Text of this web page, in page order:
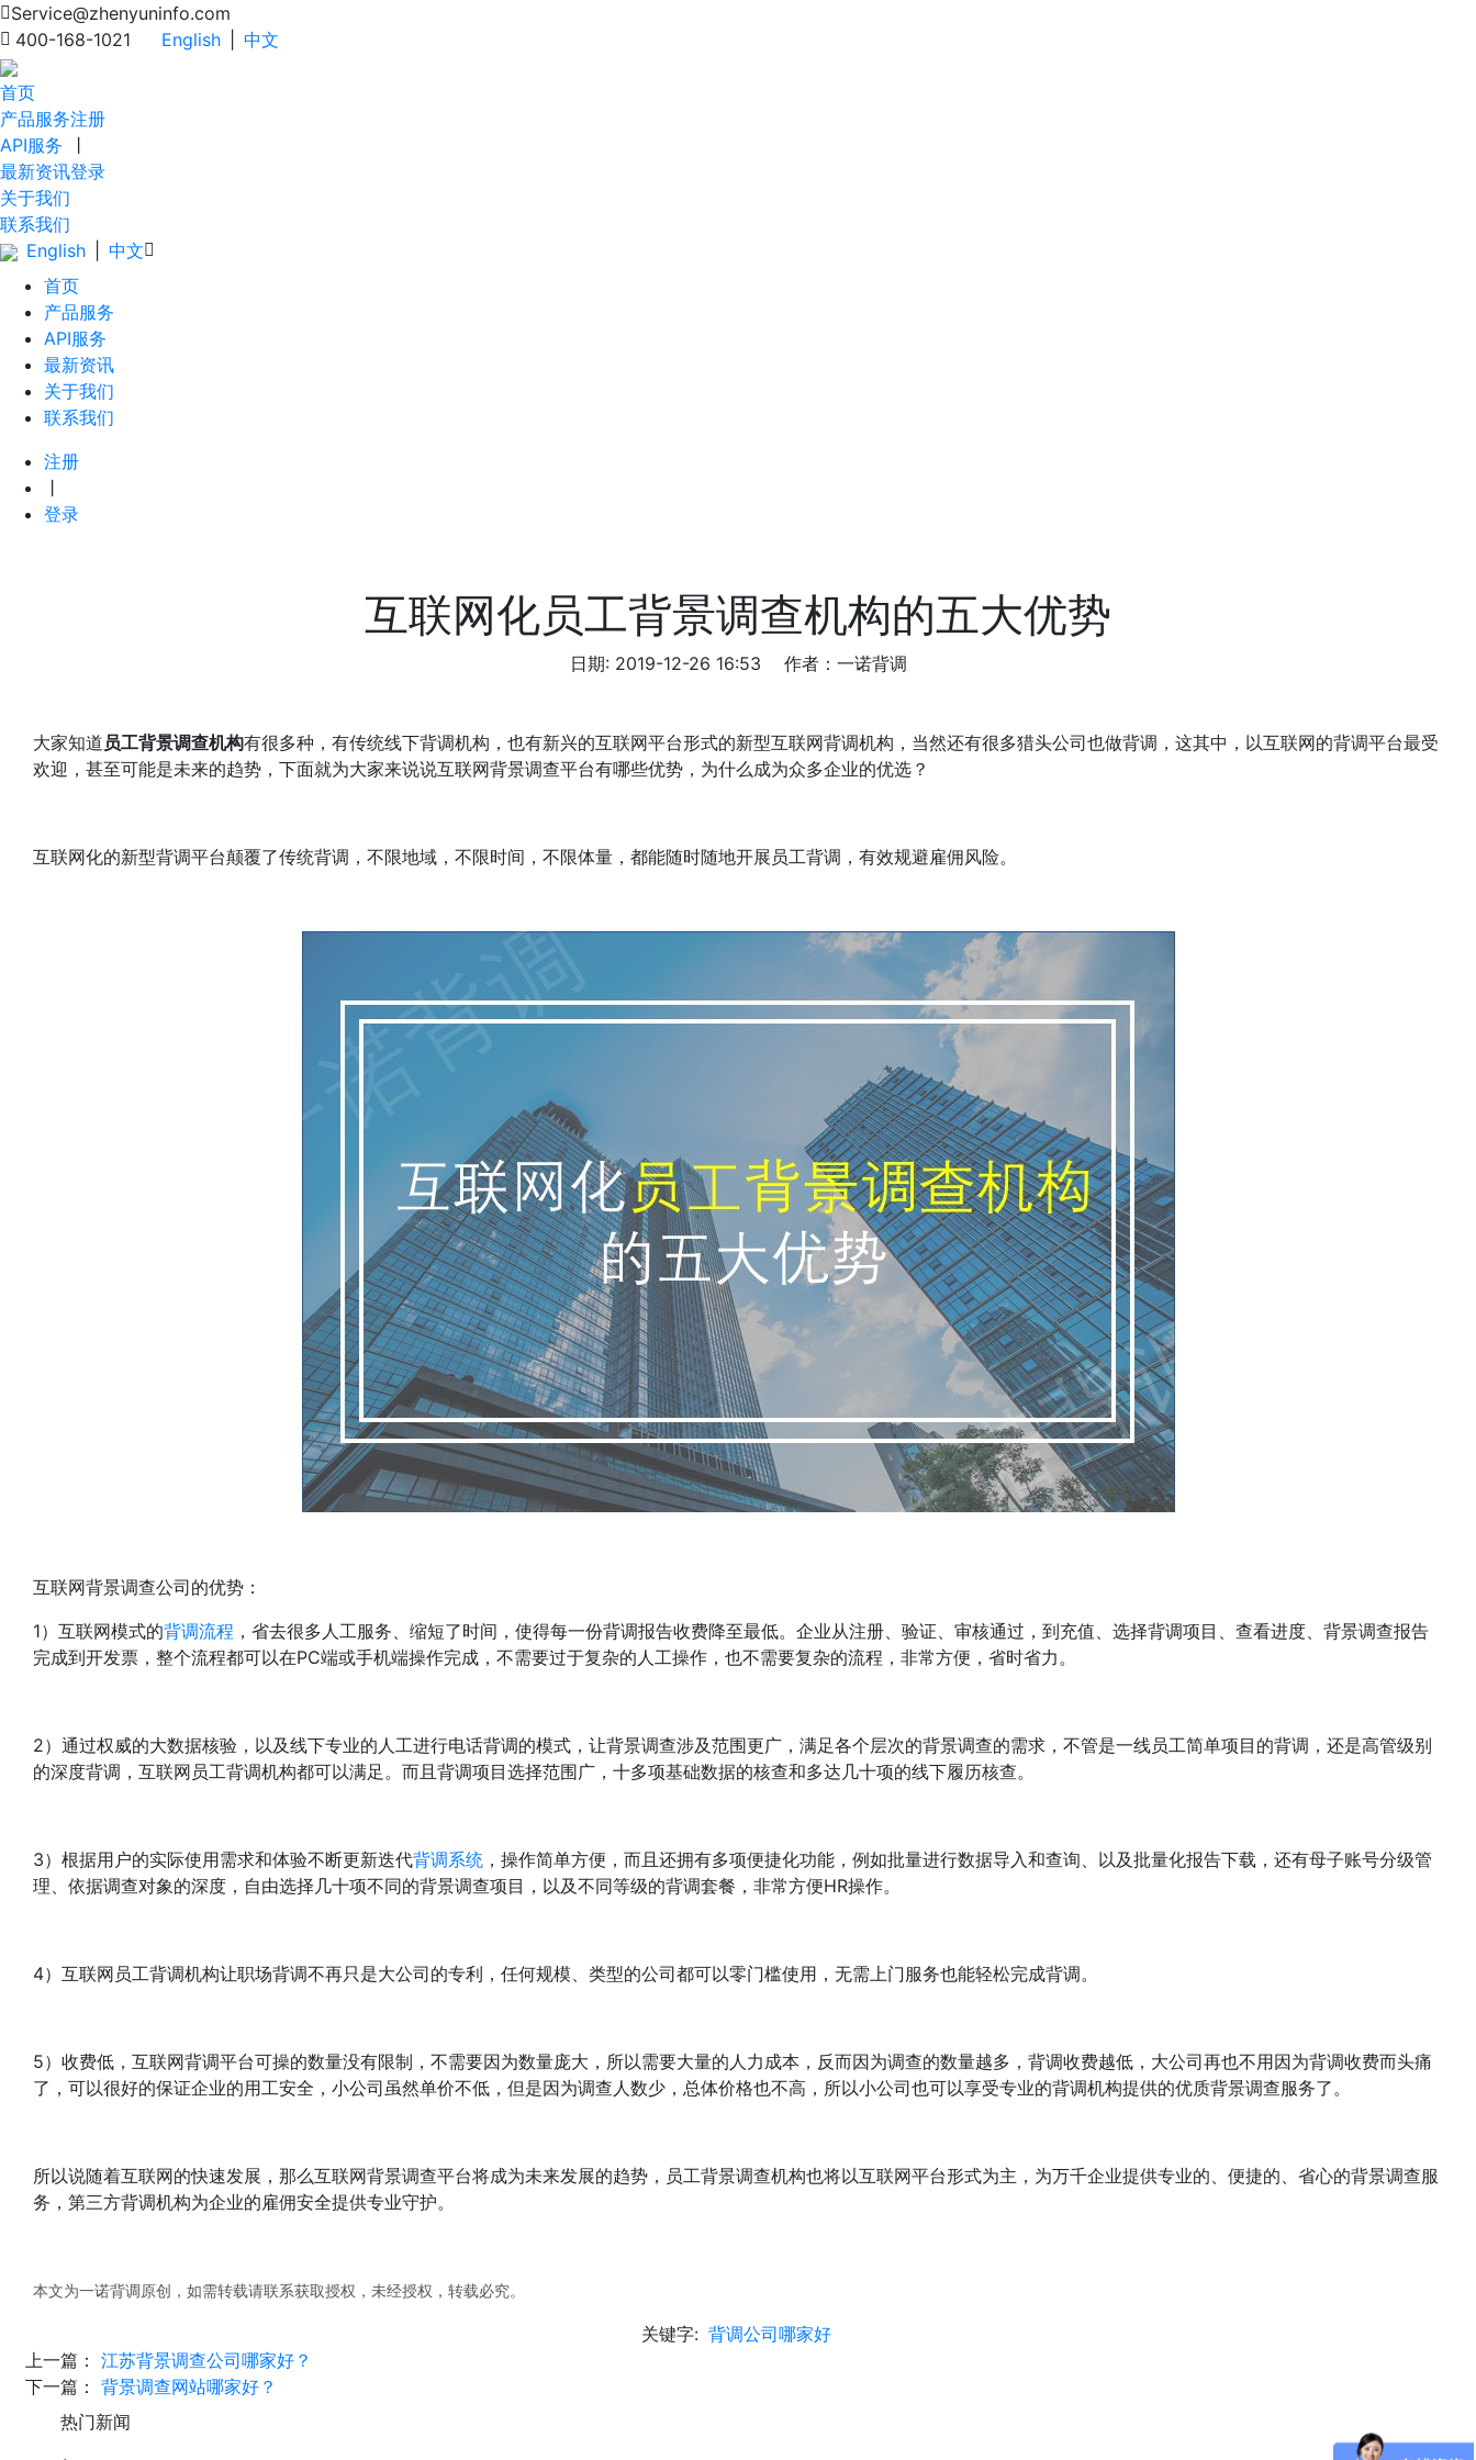
Service@zhenyuninfo.com
400-168-1021
English 中文
首页
产品服务
API服务
最新资讯
关于我们
联系我们
注册
登录
English
中文
首页
产品服务
API服务
最新资讯
关于我们
联系我们
注册
登录
互联网化员工背景调查机构的五大优势
日期: 2019-12-26 16:53 作者：一诺背调
大家知道 员工背景调查机构有很多种，有传统线下背调机构，也有新兴的互联网平台形式的新型互联网背调机构，当然还有很多猎头公司也做背调，这其中，以互联网的背调平台最受
欢迎，甚至可能是未来的趋势，下面就为大家来说说互联网背景调查平台有哪些优势，为什么成为众多企业的优选？
互联网化的新型背调平台颠覆了传统背调，不限地域，不限时间，不限体量，都能随时随地开展员工背调，有效规避雇佣风险。
互联网背景调查公司的优势：
1）互联网模式的背调流程 ，省去很多人工服务、缩短了时间，使得每一份背调报告收费降至最低。企业从注册、验证、审核通过，到充值、选择背调项目、查看进度、背景调查报告
完成到开发票，整个流程都可以在PC端或手机端操作完成，不需要过于复杂的人工操作，也不需要复杂的流程，非常方便，省时省力。
2）通过权威的大数据核验，以及线下专业的人工进行电话背调的模式，让背景调查涉及范围更广，满足各个层次的背景调查的需求，不管是一线员工简单项目的背调，还是高管级别
的深度背调，互联网员工背调机构都可以满足。而且背调项目选择范围广，十多项基础数据的核查和多达几十项的线下履历核查。
3）根据用户的实际使用需求和体验不断更新迭代背调系统 ，操作简单方便，而且还拥有多项便捷化功能，例如批量进行数据导入和查询、以及批量化报告下载，还有母子账号分级管
理、依据调查对象的深度，自由选择几十项不同的背景调查项目，以及不同等级的背调套餐，非常方便HR操作。
4）互联网员工背调机构让职场背调不再只是大公司的专利，任何规模、类型的公司都可以零门槛使用，无需上门服务也能轻松完成背调。
5）收费低，互联网背调平台可操的数量没有限制，不需要因为数量庞大，所以需要大量的人力成本，反而因为调查的数量越多，背调收费越低，大公司再也不用因为背调收费而头痛
了，可以很好的保证企业的用工安全，小公司虽然单价不低，但是因为调查人数少，总体价格也不高，所以小公司也可以享受专业的背调机构提供的优质背景调查服务了。
所以说随着互联网的快速发展，那么互联网背景调查平台将成为未来发展的趋势，员工背景调查机构也将以互联网平台形式为主，为万千企业提供专业的、便捷的、省心的背景调查服
务，第三方背调机构为企业的雇佣安全提供专业守护。
本文为一诺背调原创，如需转载请联系获取授权，未经授权，转载必究。
关键字: 背调公司哪家好
上一篇： 江苏背景调查公司哪家好？
下一篇： 背景调查网站哪家好？
热门新闻